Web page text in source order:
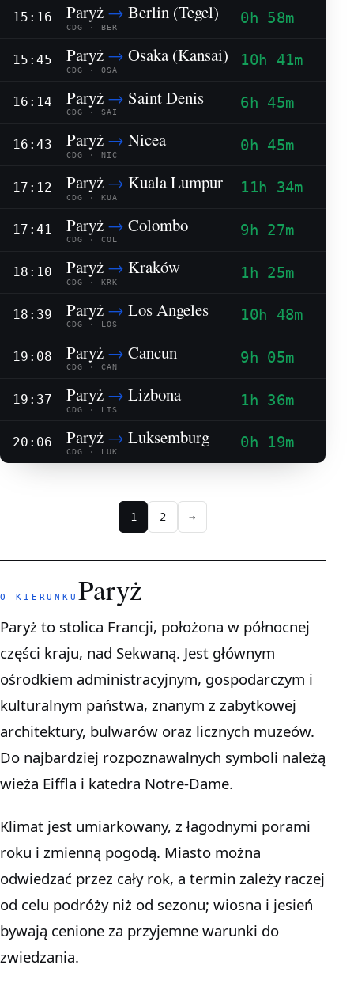
15:16 Paryż → Berlin (Tegel)
CDG · BER
0h 58m
15:45 Paryż → Osaka (Kansai)
CDG · OSA
10h 41m
16:14 Paryż → Saint Denis
CDG · SAI
6h 45m
16:43 Paryż → Nicea
CDG · NIC
0h 45m
17:12 Paryż → Kuala Lumpur
CDG · KUA
11h 34m
17:41 Paryż → Colombo
CDG · COL
9h 27m
18:10 Paryż → Kraków
CDG · KRK
1h 25m
18:39 Paryż → Los Angeles
CDG · LOS
10h 48m
19:08 Paryż → Cancun
CDG · CAN
9h 05m
19:37 Paryż → Lizbona
CDG · LIS
1h 36m
20:06 Paryż → Luksemburg
CDG · LUK
0h 19m
1 2 →
O KIERUNKUParyż
Paryż to stolica Francji, położona w północnej
części kraju, nad Sekwaną. Jest głównym
ośrodkiem administracyjnym, gospodarczym i
kulturalnym państwa, znanym z zabytkowej
architektury, bulwarów oraz licznych muzeów.
Do najbardziej rozpoznawalnych symboli należą
wieża Eiffla i katedra Notre-Dame.
Klimat jest umiarkowany, z łagodnymi porami
roku i zmienną pogodą. Miasto można
odwiedzać przez cały rok, a termin zależy raczej
od celu podróży niż od sezonu; wiosna i jesień
bywają cenione za przyjemne warunki do
zwiedzania.